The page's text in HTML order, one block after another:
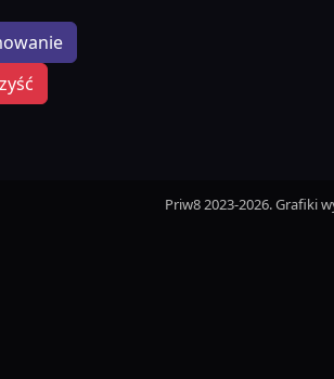
Priw8 2023-2026. Grafiki